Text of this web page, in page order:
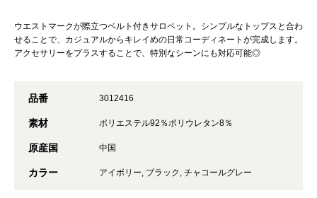
ウエストマークが際立つベルト付きサロペット。シンプルなトップスと合わ
せることで、カジュアルからキレイめの日常コーディネートが完成します。
アクセサリーをプラスすることで、特別なシーンにも対応可能◎
品番 3012416
素材 ポリエステル92％ポリウレタン8％
原産国 中国
カラー アイボリー, ブラック, チャコールグレー